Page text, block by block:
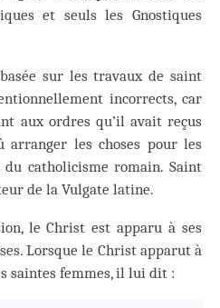
et seuls les Gnostiques
sur les travaux de saint
incorrects, car
aux ordres qu’il avait reçus
arranger les choses pour les
catholicisme romain. Saint
de la Vulgate latine.
le Christ est apparu à ses
Lorsque le Christ apparut à
saintes femmes, il lui dit :